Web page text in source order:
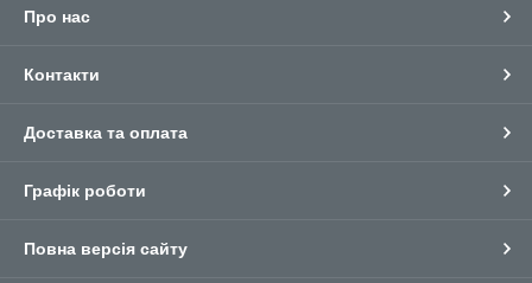
Про нас
Контакти
Доставка та оплата
Графік роботи
Повна версія сайту